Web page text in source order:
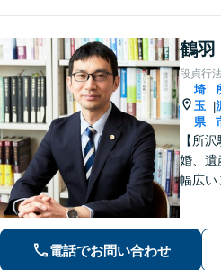
鶴羽
段貞行
埼
玉
県
|
【所
婚、遺
幅広い
くだ
電話でお問い合わせ